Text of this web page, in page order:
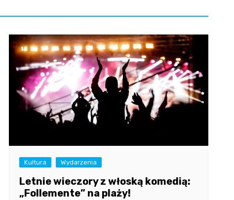
Kultura Wydarzenia
Letnie wieczory z włoską komedią:
„Follemente” na plaży!